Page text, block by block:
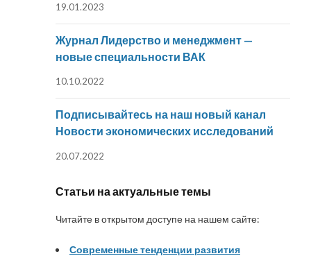
19.01.2023
Журнал Лидерство и менеджмент —
новые специальности ВАК
10.10.2022
Подписывайтесь на наш новый канал
Новости экономических исследований
20.07.2022
Статьи на актуальные темы
Читайте в открытом доступе на нашем сайте:
Современные тенденции развития